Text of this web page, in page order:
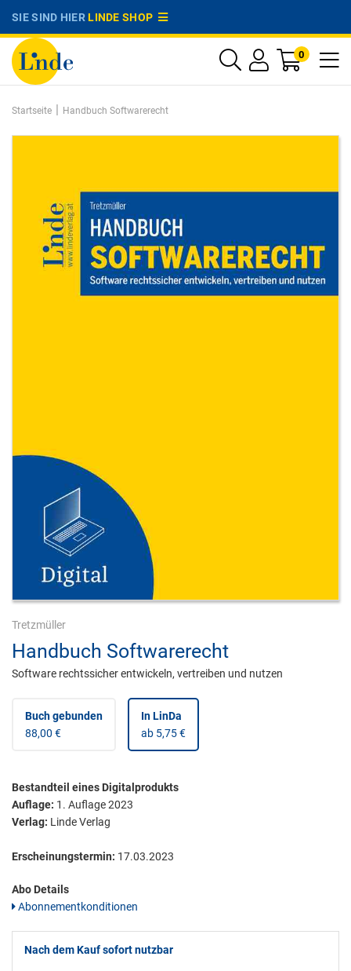
SIE SIND HIERLINDE SHOP
0
Startseite | Handbuch Softwarerecht
Tretzmüller
Handbuch Softwarerecht
Software rechtssicher entwickeln, vertreiben und nutzen
Buch gebunden
88,00 €
In LinDa
ab 5,75 €
Bestandteil eines Digitalprodukts
Auflage: 1. Auflage 2023
Verlag: Linde Verlag
Erscheinungstermin: 17.03.2023
Abo Details
Abonnementkonditionen
Nach dem Kauf sofort nutzbar